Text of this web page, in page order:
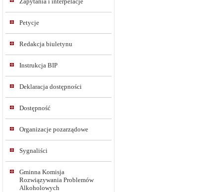
Petycje
Redakcja biuletynu
Instrukcja BIP
Deklaracja dostępności
Dostępność
Organizacje pozarządowe
Sygnaliści
Gminna Komisja
Rozwiązywania Problemów
Alkoholowych